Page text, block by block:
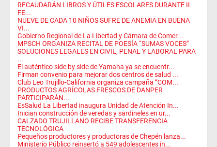
RECAUDARÁN LIBROS Y ÚTILES ESCOLARES DURANTE II
FE...
NUEVE DE CADA 10 NIÑOS SUFRE DE ANEMIA EN BUENA
VI...
Gobierno Regional de La Libertad y Cámara de Comer...
MPSCH ORGANIZA RECITAL DE POESÍA “SUMAS VOCES”
SOLUCIONES LEGALES EN CIVIL, PENAL Y LABORAL PARA
...
El auténtico side by side de Yamaha ya se encuentr...
Firman convenio para mejorar dos centros de salud ...
Club Leo Trujillo-California organiza campaña “COM...
PRODUCTOS AGRÍCOLAS FRESCOS DE DANPER
PARTICIPARÁN...
EsSalud La Libertad inaugura Unidad de Atención In...
Inician construcción de veredas y sardineles en ur...
CALZADO TRUJILLANO RECIBE TRANSFERENCIA
TECNOLÓGICA
Pequeños productores y productoras de Chepén lanza...
Ministerio Público reinsertó a 549 adolescentes in...